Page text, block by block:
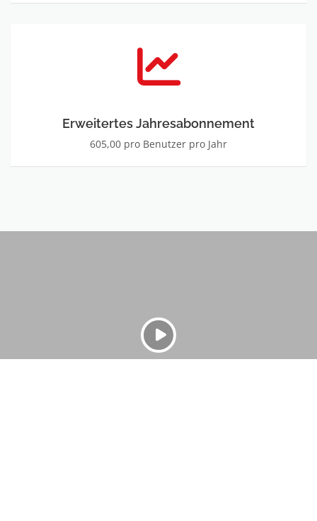
Erweitertes Jahresabonnement
605,00 pro Benutzer pro Jahr
auf